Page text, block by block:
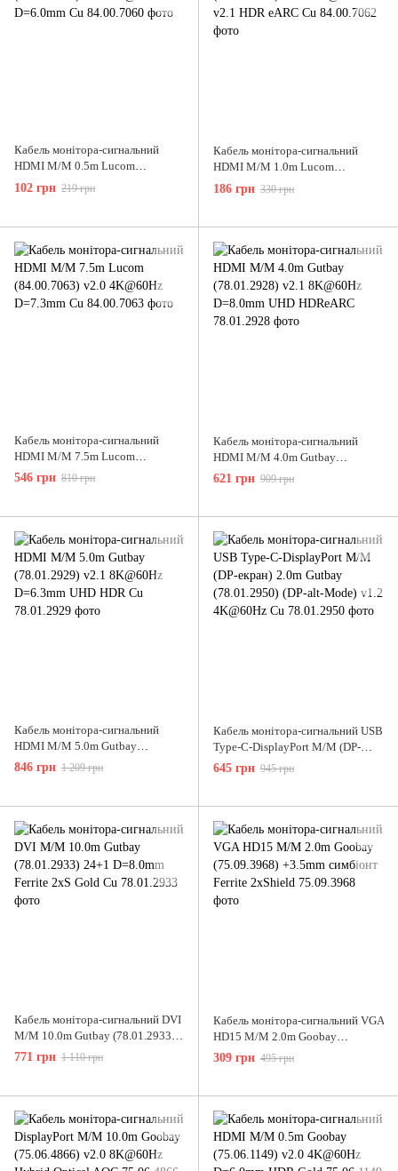
Кабель монітора-сигнальний
HDMI M/M 0.5m Lucom
(84.00.7060) v2.0 4K@60Hz
D=6.0mm Cu
102 грн 219 грн
Кабель монітора-сигнальний
HDMI M/M 1.0m Lucom
(84.00.7062) UHD 8K@60Hz v2.1
HDR eARC Cu
186 грн 330 грн
Кабель монітора-сигнальний
HDMI M/M 7.5m Lucom
(84.00.7063) v2.0 4K@60Hz
D=7.3mm Cu
546 грн 810 грн
Кабель монітора-сигнальний
HDMI M/M 4.0m Gutbay
(78.01.2928) v2.1 8K@60Hz
D=8.0mm UHD HDReARC
621 грн 909 грн
Кабель монітора-сигнальний
HDMI M/M 5.0m Gutbay
(78.01.2929) v2.1 8K@60Hz
D=6.3mm UHD HDR Cu
846 грн 1 209 грн
Кабель монітора-сигнальний USB
Type-C-DisplayPort M/M (DP-
екран) 2.0m Gutbay (78.01.2950)
(DP-alt-Mode) v1.2 4K@60Hz Cu
645 грн 945 грн
Кабель монітора-сигнальний DVI
M/M 10.0m Gutbay (78.01.2933)
24+1 D=8.0mm Ferrite 2xS Gold
771 грн 1 110 грн
Кабель монітора-сигнальний VGA
HD15 M/M 2.0m Goobay
(75.09.3968) +3.5mm симбіонт
Ferrite 2xShield
309 грн 495 грн